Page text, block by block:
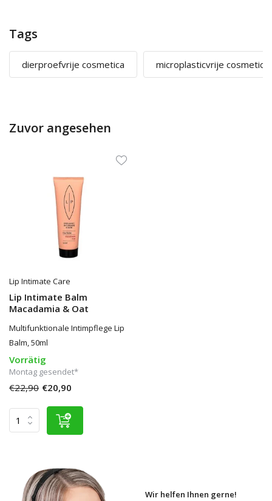
Tags
dierproefvrije cosmetica microplasticvrije cosmetica
Zuvor angesehen
Lip Intimate Care
Lip Intimate Balm
Macadamia & Oat
Multifunktionale Intimpflege Lip
Balm, 50ml
Vorrätig
Montag gesendet*
€22,90 €20,90
Wir helfen Ihnen gerne!